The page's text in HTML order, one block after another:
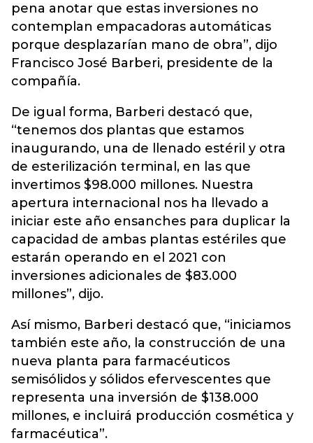
pena anotar que estas inversiones no
contemplan empacadoras automáticas
porque desplazarían mano de obra”, dijo
Francisco José Barberi, presidente de la
compañía.
De igual forma, Barberi destacó que,
“tenemos dos plantas que estamos
inaugurando, una de llenado estéril y otra
de esterilización terminal, en las que
invertimos $98.000 millones. Nuestra
apertura internacional nos ha llevado a
iniciar este año ensanches para duplicar la
capacidad de ambas plantas estériles que
estarán operando en el 2021 con
inversiones adicionales de $83.000
millones”, dijo.
Así mismo, Barberi destacó que, “iniciamos
también este año, la construcción de una
nueva planta para farmacéuticos
semisólidos y sólidos efervescentes que
representa una inversión de $138.000
millones, e incluirá producción cosmética y
farmacéutica”.